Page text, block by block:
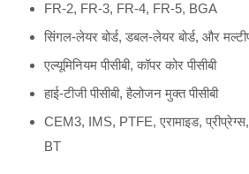
FR-2, FR-3, FR-4, FR-5, BGA
सिंगल-लेयर बोर्ड, डबल-लेयर बोर्ड, और
एल्यूमिनियम पीसीबी, कॉपर कोर पीसीबी
हाई-टीजी पीसीबी, हैलोजन मुक्त पीसीबी
CEM3, IMS, PTFE, एरामाइड, प्रीप्रेग्स,
BT